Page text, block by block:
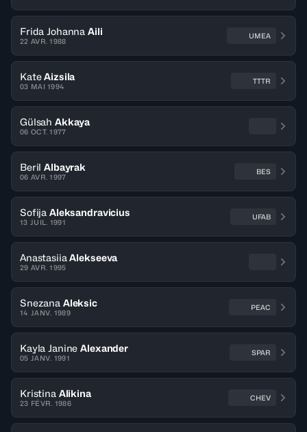
Frida Johanna Aili
22 AVR. 1988
UMEA
Kate Aizsila
03 MAI 1994
TTTR
Gülsah Akkaya
06 OCT. 1977
Beril Albayrak
06 AVR. 1997
BES
Sofija Aleksandravicius
13 JUIL. 1991
UFAB
Anastasiia Alekseeva
29 AVR. 1995
Snezana Aleksic
14 JANV. 1989
PEAC
Kayla Janine Alexander
05 JANV. 1991
SPAR
Kristina Alikina
23 FÉVR. 1986
CHEV